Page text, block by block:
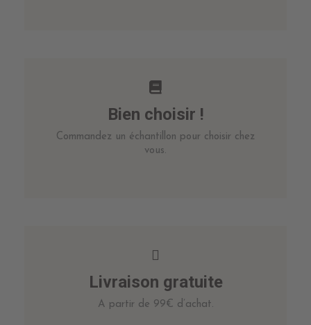
Bien choisir !
Commandez un échantillon pour choisir chez
vous.
Livraison gratuite
A partir de 99€ d’achat.